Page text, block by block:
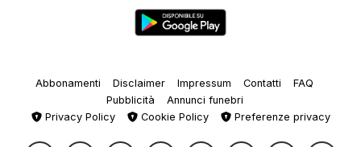
Abbonamenti Disclaimer Impressum Contatti
FAQ
Pubblicità
Annunci funebri
Privacy Policy
Cookie Policy Preferenze privacy